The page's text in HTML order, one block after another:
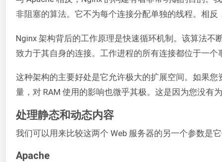
非阻塞的算法。它不为每个连接分配单独的线程。相
Nginx 架构背后的工作原理是快速循环机制。该算法
致力于其自身的连接。工作进程的所有连接都位于一
这种架构的主要好处是它允许极大的扩展空间。如果
量，对 RAM 使用的影响也微乎其极。这是因为您没有
处理静态和动态内容
我们可以用来比较这两个 Web 服务器的另一个参数是
Apache